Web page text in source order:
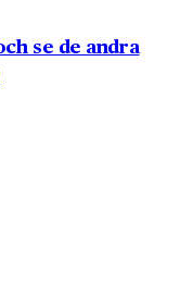
se de andra